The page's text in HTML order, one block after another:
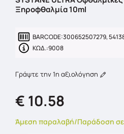
Ξηροφθαλμία 10ml
BARCODE:300652507279,
ΚΩΔ.:9008
Γράψτε την 1η αξιολόγηση
€ 10.58
Άμεση παραλαβή/Παράδοση σε